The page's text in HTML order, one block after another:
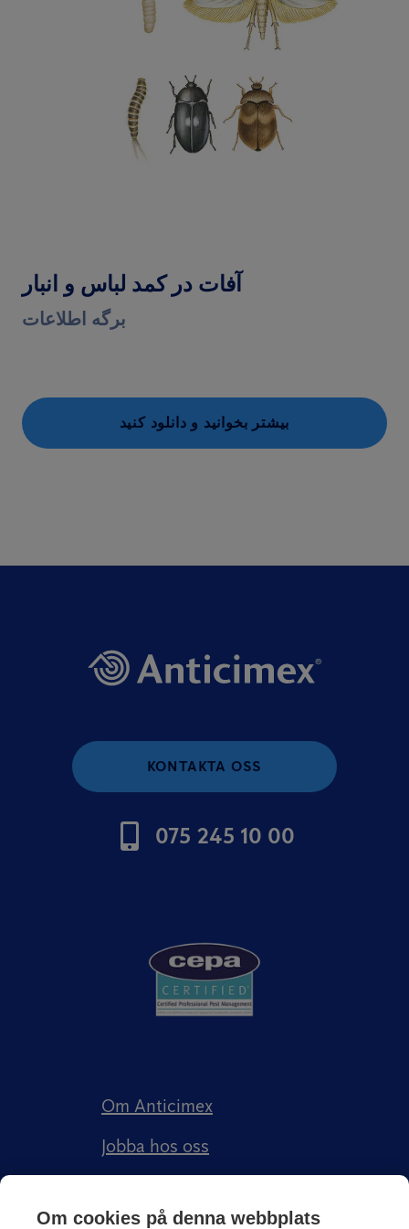
آفات در کمد لباس و انبار
برگه اطلاعات
بیشتر بخوانید و دانلود کنید
KONTAKTA OSS
075 245 10 00
Om Anticimex
Jobba hos oss
Om cookies på denna webbplats